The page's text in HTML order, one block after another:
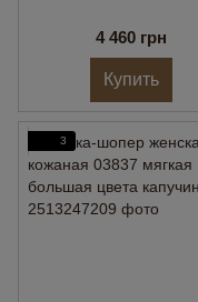
4 460 грн
Купить
3